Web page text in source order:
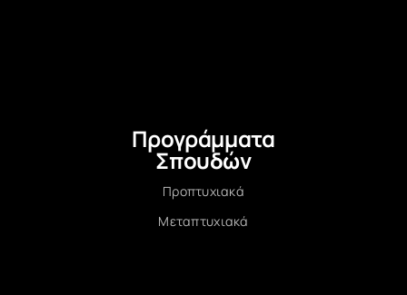
Προγράμματα
Σπουδών
Προπτυχιακά
Μεταπτυχιακά